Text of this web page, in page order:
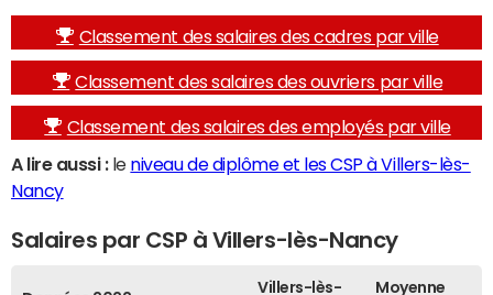
Classement des salaires des cadres par ville
Classement des salaires des ouvriers par ville
Classement des salaires des employés par ville
A lire aussi :le niveau de diplôme et les CSP à Villers-lès-
Nancy
Salaires par CSP à Villers-lès-Nancy
Villers-lès-
Moyenne